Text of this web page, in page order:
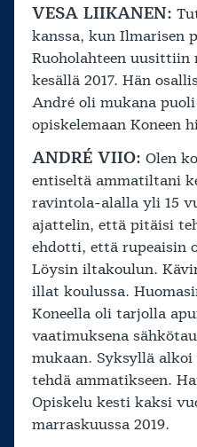
VESA LIIKANEN:
kanssa, kun Ilmarisen
Ruoholahteen uusittiin
kesällä 2017. Hän
André oli mukana
opiskelemaan Koneen
ANDRÉ VIIO: Olen
entiseltä ammatiltani
ravintola-alalla yli 15
ajattelin, että pitäisi
ehdotti, että rupeaisin
Löysin iltakoulun.
illat koulussa.
Koneella oli tarjolla
vaatimuksena
mukaan. Syksyllä
tehdä ammatikseen.
Opiskelu kesti kaksi
marraskuussa 2019.